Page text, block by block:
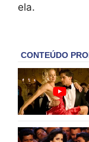
ela.